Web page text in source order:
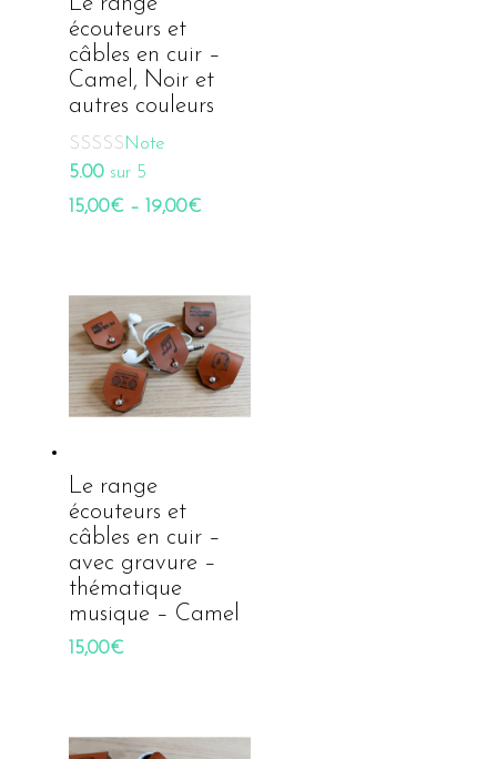
écouteurs et
câbles en cuir –
Camel, Noir et
autres couleurs
Note
5.00sur 5
15,00€ – 19,00€
Le range
écouteurs et
câbles en cuir –
avec gravure –
thématique
musique – Camel
15,00€